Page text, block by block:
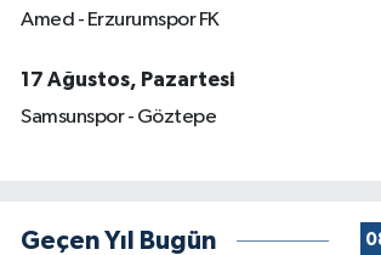
Amed - Erzurumspor FK
17 Ağustos, Pazartesi
Samsunspor - Göztepe
Geçen Yıl Bugün